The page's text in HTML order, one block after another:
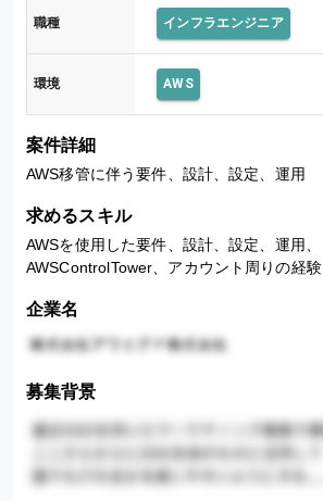
職種 インフラエンジニア
環境 AWS
案件詳細
AWS移管に伴う要件、設計、設定、運用
求めるスキル
AWSを使用した要件、設計、設定、運用、
AWSControlTower、アカウント周りの経験
企業名
募集背景